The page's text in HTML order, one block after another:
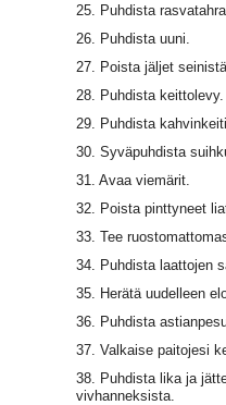
25. Puhdista
26. Puhdista uuni.
27. Poista jäljet seinistä.
28. Puhdista keittolevy.
29. Puhdista
30. Syväpuhdista
31. Avaa viemärit.
32. Poista pinttyneet
33. Tee
34. Puhdista laattojen
35. Herätä uudelleen
36. Puhdista
37. Valkaise paitojesi
38. Puhdista lika ja
vivhanneksista.